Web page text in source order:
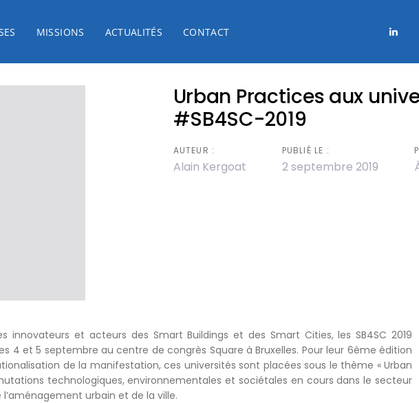
MISSIONS ACTUALITÉS CONTACT
Urban Practices aux
#SB4SC-2019
AUTEUR :
Alain Kergoat
PUBLIÉ LE :
2 septembre 2019
innovateurs et acteurs des Smart Buildings et des Smart Cities, les SB4SC 2019
4 et 5 septembre au centre de congrès Square à Bruxelles. Pour leur 6ème édition
de la manifestation, ces universités sont placées sous le thème « Urban
technologiques, environnementales et sociétales en cours dans le secteur
urbain et de la ville.